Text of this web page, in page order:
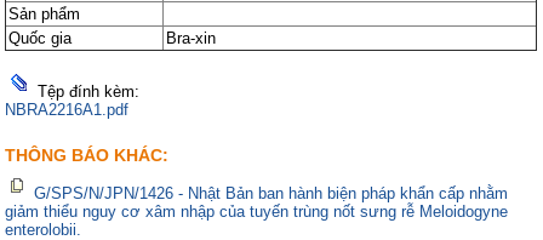
Sản phẩm
Quốc gia
Bra-xin
Tệp đính kèm:
NBRA2216A1.pdf
THÔNG BÁO KHÁC:
G/SPS/N/JPN/1426 - Nhật Bản ban hành biện pháp khẩn cấp nhằm
giảm thiểu nguy cơ xâm nhập của tuyến trùng nốt sưng rễ Meloidogyne
enterolobii.